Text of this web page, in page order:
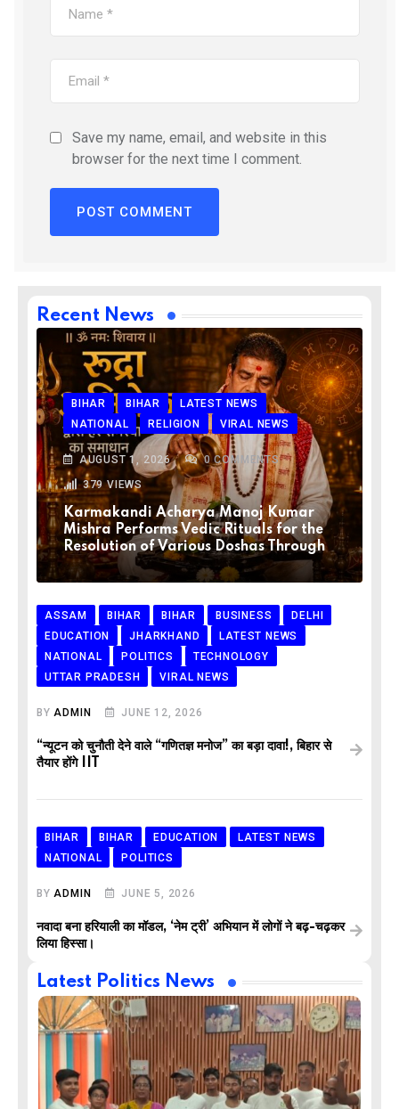
Save my name, email, and website in this
browser for the next time I comment.
Recent News
BIHAR BIHAR
LATEST NEWS
NATIONAL
RELIGION VIRAL NEWS
AUGUST 1, 2026 0COMMENTS
379VIEWS
Karmakandi Acharya Manoj Kumar
Mishra Performs Vedic Rituals for the
Resolution of Various Doshas Through
ASSAM BIHAR BIHAR BUSINESS
DELHI
EDUCATION
JHARKHAND
LATEST NEWS
NATIONAL
POLITICS
TECHNOLOGY
UTTAR PRADESH
VIRAL NEWS
BYADMIN JUNE 12, 2026
“न्यूटन को चुनौती देने वाले “गणितज्ञ मनोज” का बड़ा दावा!, बिहार से
तैयार होंगे IIT
BIHAR BIHAR EDUCATION
LATEST NEWS
NATIONAL
POLITICS
BYADMIN JUNE 5, 2026
नवादा बना हरियाली का मॉडल, ‘नेम ट्री’ अभियान में लोगों ने बढ़-चढ़कर
लिया हिस्सा।
Latest Politics News